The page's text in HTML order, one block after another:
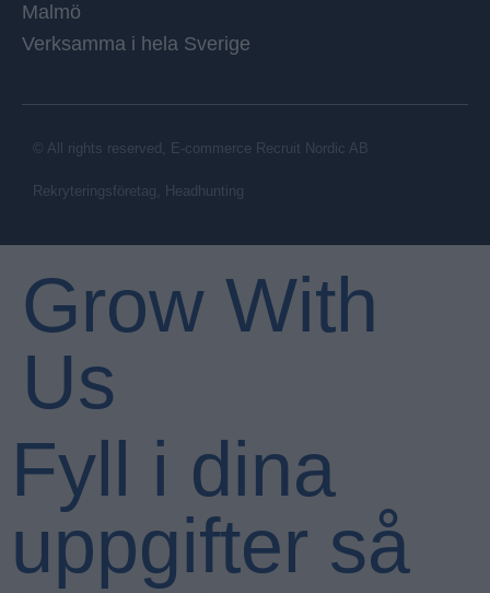
Malmö
Verksamma i hela Sverige
© All rights reserved, E-commerce Recruit Nordic AB
Rekryteringsföretag, Headhunting
Grow With
Us
Fyll i dina
uppgifter så